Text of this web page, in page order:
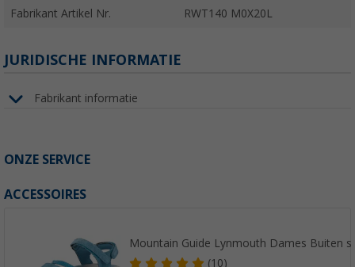
Fabrikant Artikel Nr. RWT140 M0X20L
JURIDISCHE INFORMATIE
Fabrikant informatie
ONZE SERVICE
ACCESSOIRES
Mountain Guide Lynmouth Dames Buiten
(10)